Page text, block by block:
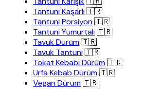
Tantuni Kaşarlı🇹🇷
Tantuni Porsiyon🇹🇷
Tantuni Yumurtalı🇹🇷
Tavuk Dürüm🇹🇷
Tavuk Tantuni🇹🇷
Tokat Kebabı Dürüm🇹🇷
Urfa Kebab Dürüm🇹🇷
Vegan Dürüm🇹🇷